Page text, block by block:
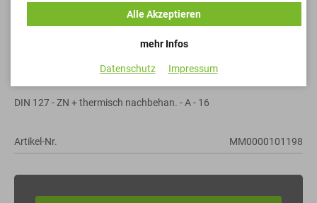
Federringe
DIN 127 - ZN + thermisch nachbehan. - A - 16
Artikel-Nr. MM0000101198
mehr Infos
Alle Akzeptieren
Datenschutz Impressum